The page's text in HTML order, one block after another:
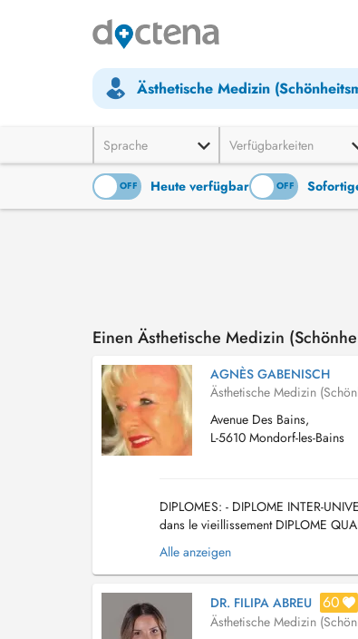
Ästhetische Medizin
Sprache Verfügbarkeiten
OFF Heute verfügbar
ON OFF
Einen Ästhetische Medizin
AGNÈS GABENISCH
Ästhetische Medizin
Avenue Des Bains,
L-5610 Mondorf-les-Bains
DIPLOMES: - DIPLOME INTER-
dans le vieillissement DIPLOME
FRANCAIS - Diplôme du Collège
Alle anzeigen
DR. FILIPA ABREU 60
Ästhetische Medizin